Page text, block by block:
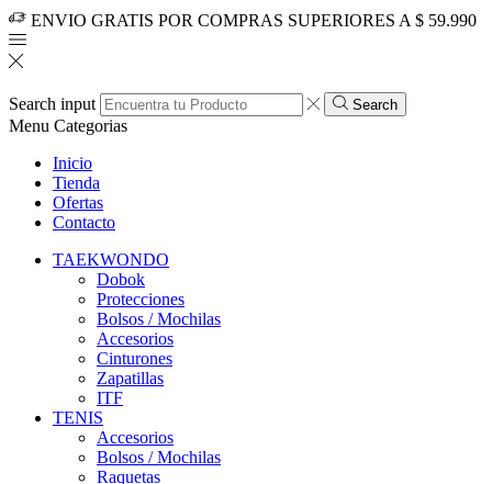
ENVIO GRATIS POR COMPRAS SUPERIORES A $ 59.990
Search input Search
Menu Categorias
Inicio
Tienda
Ofertas
Contacto
TAEKWONDO
Dobok
Protecciones
Bolsos / Mochilas
Accesorios
Cinturones
Zapatillas
ITF
TENIS
Accesorios
Bolsos / Mochilas
Raquetas